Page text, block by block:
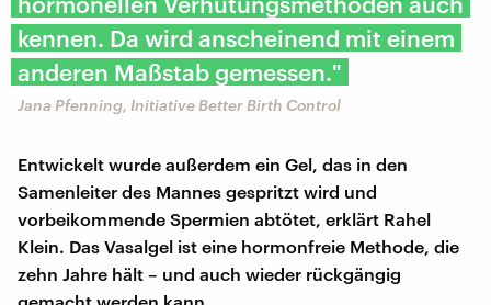
kennen. Da wird anscheinend mit einem
anderen Maßstab gemessen."
Jana Pfenning, Initiative Better Birth Control
Entwickelt wurde außerdem ein Gel, das in den
Samenleiter des Mannes gespritzt wird und
vorbeikommende Spermien abtötet, erklärt Rahel
Klein. Das Vasalgel ist eine hormonfreie Methode, die
zehn Jahre hält – und auch wieder rückgängig